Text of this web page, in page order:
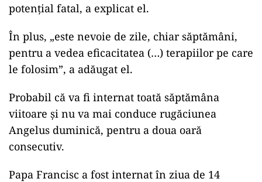
potențial fatal, a explicat el.
În plus, „este nevoie de zile, chiar săptămâni,
pentru a vedea eficacitatea (…) terapiilor pe care
le folosim”, a adăugat el.
Probabil că va fi internat toată săptămâna
viitoare și nu va mai conduce rugăciunea
Angelus duminică, pentru a doua oară
consecutiv.
Papa Francisc a fost internat în ziua de 14